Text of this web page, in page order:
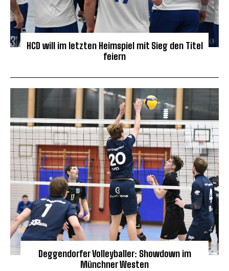
HCD will im letzten Heimspiel mit Sieg den Titel
feiern
Deggendorfer Volleyballer: Showdown im
Münchner Westen